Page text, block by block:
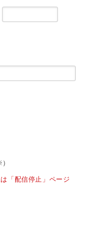
「配信停止」ページ